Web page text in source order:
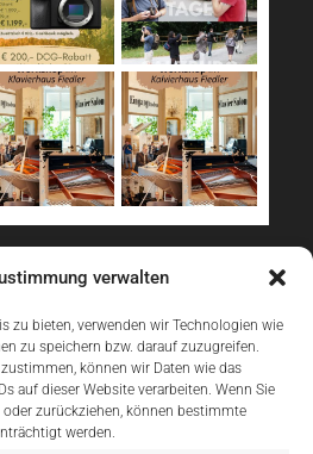
verwalten
zu bieten, verwenden wir Technologien wie
zu speichern bzw. darauf zuzugreifen.
können wir Daten wie das
auf dieser Website verarbeiten. Wenn Sie
zurückziehen, können bestimmte
werden.